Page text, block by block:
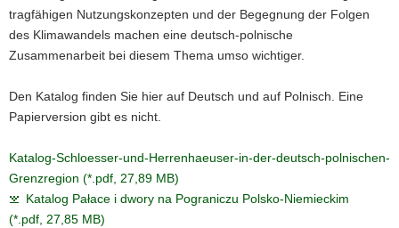
tragfähigen Nutzungskonzepten und der Begegnung der Folgen
des Klimawandels machen eine deutsch-polnische
Zusammenarbeit bei diesem Thema umso wichtiger.
Den Katalog finden Sie hier auf Deutsch und auf Polnisch. Eine
Papierversion gibt es nicht.
Katalog-Schloesser-und-Herrenhaeuser-in-der-deutsch-polnischen-
Grenzregion (*.pdf, 27,89 MB)
Katalog Pałace i dwory na Pograniczu Polsko-Niemieckim
(*.pdf, 27,85 MB)